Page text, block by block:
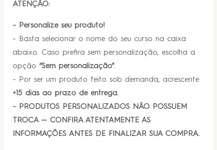
ATENÇÃO:
- Personalize seu produto!
- Basta selecionar o nome do seu curso na caixa
abaixo. Caso prefira sem personalização, escolha a
opção “Sem personalização".
- Por ser um produto feito sob demanda, acrescente
+15 dias ao prazo de entrega.
- PRODUTOS PERSONALIZADOS NÃO POSSUEM
TROCA — CONFIRA ATENTAMENTE AS
INFORMAÇÕES ANTES DE FINALIZAR SUA COMPRA.